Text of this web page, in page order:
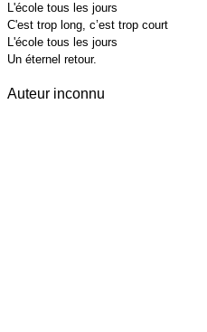
L'école tous les jours
C'est trop long, c’est trop court
L'école tous les jours
Un éternel retour.
Auteur inconnu